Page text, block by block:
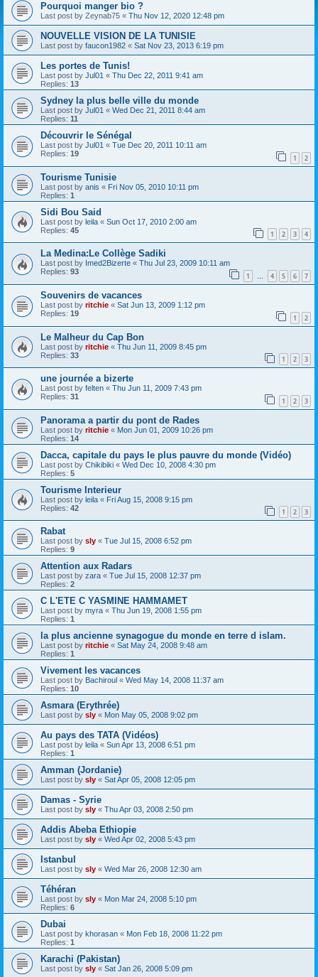
Pourquoi manger bio ?
Last post by Zeynab75 « Thu Nov 12, 2020 12:48 pm
NOUVELLE VISION DE LA TUNISIE
Last post by faucon1982 « Sat Nov 23, 2013 6:19 pm
Les portes de Tunis!
Last post by Jul01 « Thu Dec 22, 2011 9:41 am
Replies: 13
Sydney la plus belle ville du monde
Last post by Jul01 « Wed Dec 21, 2011 8:44 am
Replies: 11
Découvrir le Sénégal
Last post by Jul01 « Tue Dec 20, 2011 10:11 am
Replies: 19 1 2
Tourisme Tunisie
Last post by anis « Fri Nov 05, 2010 10:11 pm
Replies: 1
Sidi Bou Said
Last post by leila « Sun Oct 17, 2010 2:00 am
Replies: 45 1 2 3 4
La Medina:Le Collège Sadiki
Last post by Imed2Bizerte « Thu Jul 23, 2009 10:11 am
Replies: 93 1 … 4 5 6 7
Souvenirs de vacances
Last post by ritchie « Sat Jun 13, 2009 1:12 pm
Replies: 19 1 2
Le Malheur du Cap Bon
Last post by ritchie « Thu Jun 11, 2009 8:45 pm
Replies: 33 1 2 3
une journée a bizerte
Last post by felten « Thu Jun 11, 2009 7:43 pm
Replies: 31 1 2 3
Panorama a partir du pont de Rades
Last post by ritchie « Mon Jun 01, 2009 10:26 pm
Replies: 14
Dacca, capitale du pays le plus pauvre du monde (Vidéo)
Last post by Chikibiki « Wed Dec 10, 2008 4:30 pm
Replies: 5
Tourisme Interieur
Last post by leila « Fri Aug 15, 2008 9:15 pm
Replies: 42 1 2 3
Rabat
Last post by sly « Tue Jul 15, 2008 6:52 pm
Replies: 9
Attention aux Radars
Last post by zara « Tue Jul 15, 2008 12:37 pm
Replies: 2
C L'ETE C YASMINE HAMMAMET
Last post by myra « Thu Jun 19, 2008 1:55 pm
Replies: 1
la plus ancienne synagogue du monde en terre d islam.
Last post by ritchie « Sat May 24, 2008 9:48 am
Replies: 1
Vivement les vacances
Last post by Bachiroul « Wed May 14, 2008 11:37 am
Replies: 10
Asmara (Erythrée)
Last post by sly « Mon May 05, 2008 9:02 pm
Au pays des TATA (Vidéos)
Last post by leila « Sun Apr 13, 2008 6:51 pm
Replies: 1
Amman (Jordanie)
Last post by sly « Sat Apr 05, 2008 12:05 pm
Damas - Syrie
Last post by sly « Thu Apr 03, 2008 2:50 pm
Addis Abeba Ethiopie
Last post by sly « Wed Apr 02, 2008 5:43 pm
Istanbul
Last post by sly « Wed Mar 26, 2008 12:30 am
Téhéran
Last post by sly « Mon Mar 24, 2008 5:10 pm
Replies: 6
Dubai
Last post by khorasan « Mon Feb 18, 2008 11:22 pm
Replies: 1
Karachi (Pakistan)
Last post by sly « Sat Jan 26, 2008 5:09 pm